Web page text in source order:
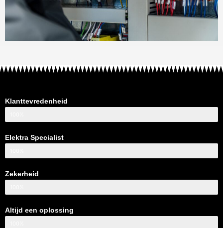
Klanttevredenheid
Elektra Specialist
Zekerheid
Altijd een oplossing